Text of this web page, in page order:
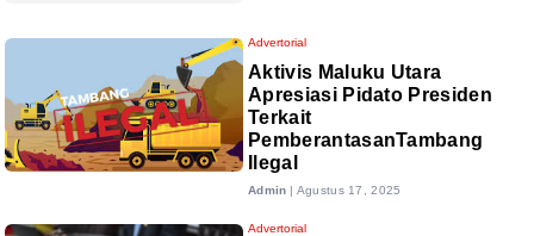
Advertorial
Aktivis Maluku Utara
Apresiasi Pidato Presiden
Terkait
PemberantasanTambang
Ilegal
Admin | Agustus 17, 2025
Advertorial